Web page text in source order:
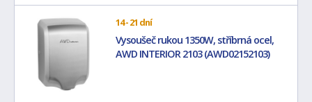
14 - 21 dní
Vysoušeč rukou 1350W, stříbrná ocel,
AWD INTERIOR 2103 (AWD02152103)